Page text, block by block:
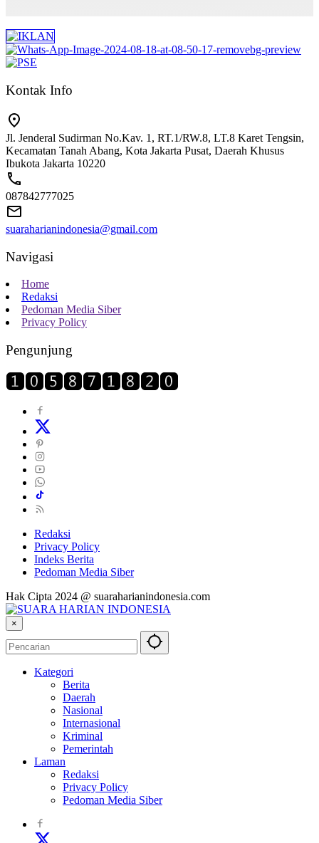
Kontak Info
Jl. Jenderal Sudirman No.Kav. 1, RT.1/RW.8, LT.8 Karet Tengsin,
Kecamatan Tanah Abang, Kota Jakarta Pusat, Daerah Khusus
Ibukota Jakarta 10220
087842777025
suaraharianindonesia@gmail.com
Navigasi
Home
Redaksi
Pedoman Media Siber
Privacy Policy
Pengunjung
Redaksi
Privacy Policy
Indeks Berita
Pedoman Media Siber
Hak Cipta 2024 @ suaraharianindonesia.com
×
Kategori
Berita
Daerah
Nasional
Internasional
Kriminal
Pemerintah
Laman
Redaksi
Privacy Policy
Pedoman Media Siber